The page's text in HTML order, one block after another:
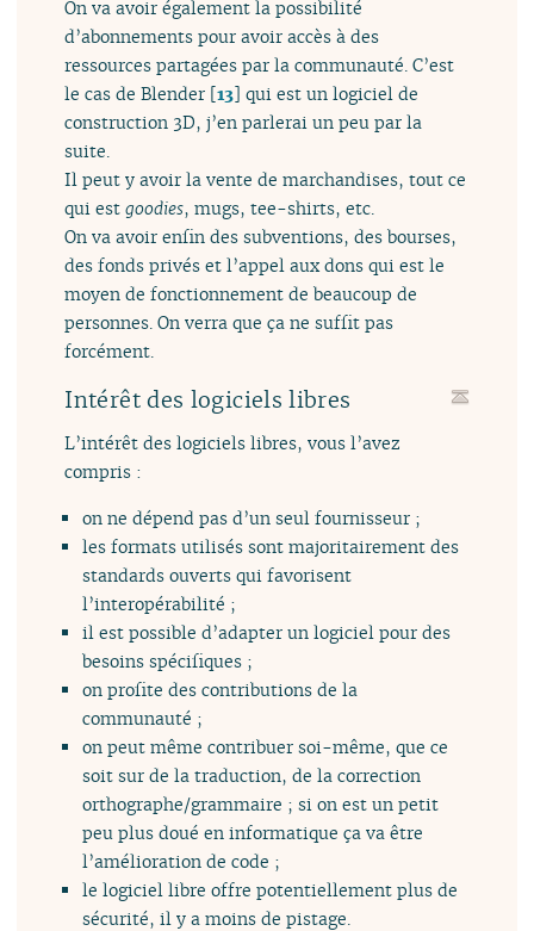
On va avoir également la possibilité
d’abonnements pour avoir accès à des
ressources partagées par la communauté. C’est
le cas de Blender [13] qui est un logiciel de
construction 3D, j’en parlerai un peu par la
suite.
Il peut y avoir la vente de marchandises, tout ce
qui estgoodies, mugs, tee-shirts, etc.
On va avoir enfin des subventions, des bourses,
des fonds privés et l’appel aux dons qui est le
moyen de fonctionnement de beaucoup de
personnes. On verra que ça ne suffit pas
forcément.
Intérêt des logiciels libres
L’intérêt des logiciels libres, vous l’avez
compris :
on ne dépend pas d’un seul fournisseur ;
les formats utilisés sont majoritairement des
standards ouverts qui favorisent
l’interopérabilité ;
il est possible d’adapter un logiciel pour des
besoins spécifiques ;
on profite des contributions de la
communauté ;
on peut même contribuer soi-même, que ce
soit sur de la traduction, de la correction
orthographe/grammaire ; si on est un petit
peu plus doué en informatique ça va être
l’amélioration de code ;
le logiciel libre offre potentiellement plus de
sécurité, il y a moins de pistage.